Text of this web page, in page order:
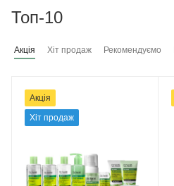
Топ-10
Акція Хіт продаж Рекомендуємо
Акція
Хіт продаж